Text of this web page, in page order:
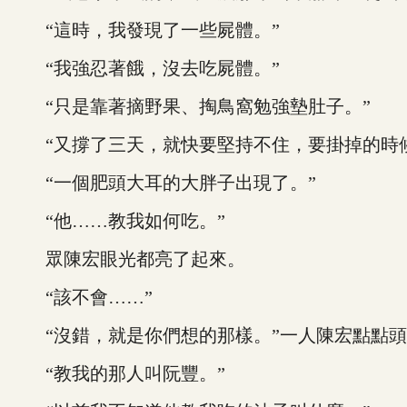
“這時，我發現了一些屍體。”
“我強忍著餓，沒去吃屍體。”
“只是靠著摘野果、掏鳥窩勉強墊肚子。”
“又撐了三天，就快要堅持不住，要掛掉的時
“一個肥頭大耳的大胖子出現了。”
“他……教我如何吃。”
眾陳宏眼光都亮了起來。
“該不會……”
“沒錯，就是你們想的那樣。”一人陳宏點點
“教我的那人叫阮豐。”